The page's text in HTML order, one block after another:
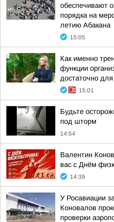
обеспечивают
порядка на
летию Абакана
15:05
Как именно
функции
достаточно
15:01
Будьте
под шторм
14:54
Валентин
вас с Днём
14:39
У Росавиации
Коновалов
проверки